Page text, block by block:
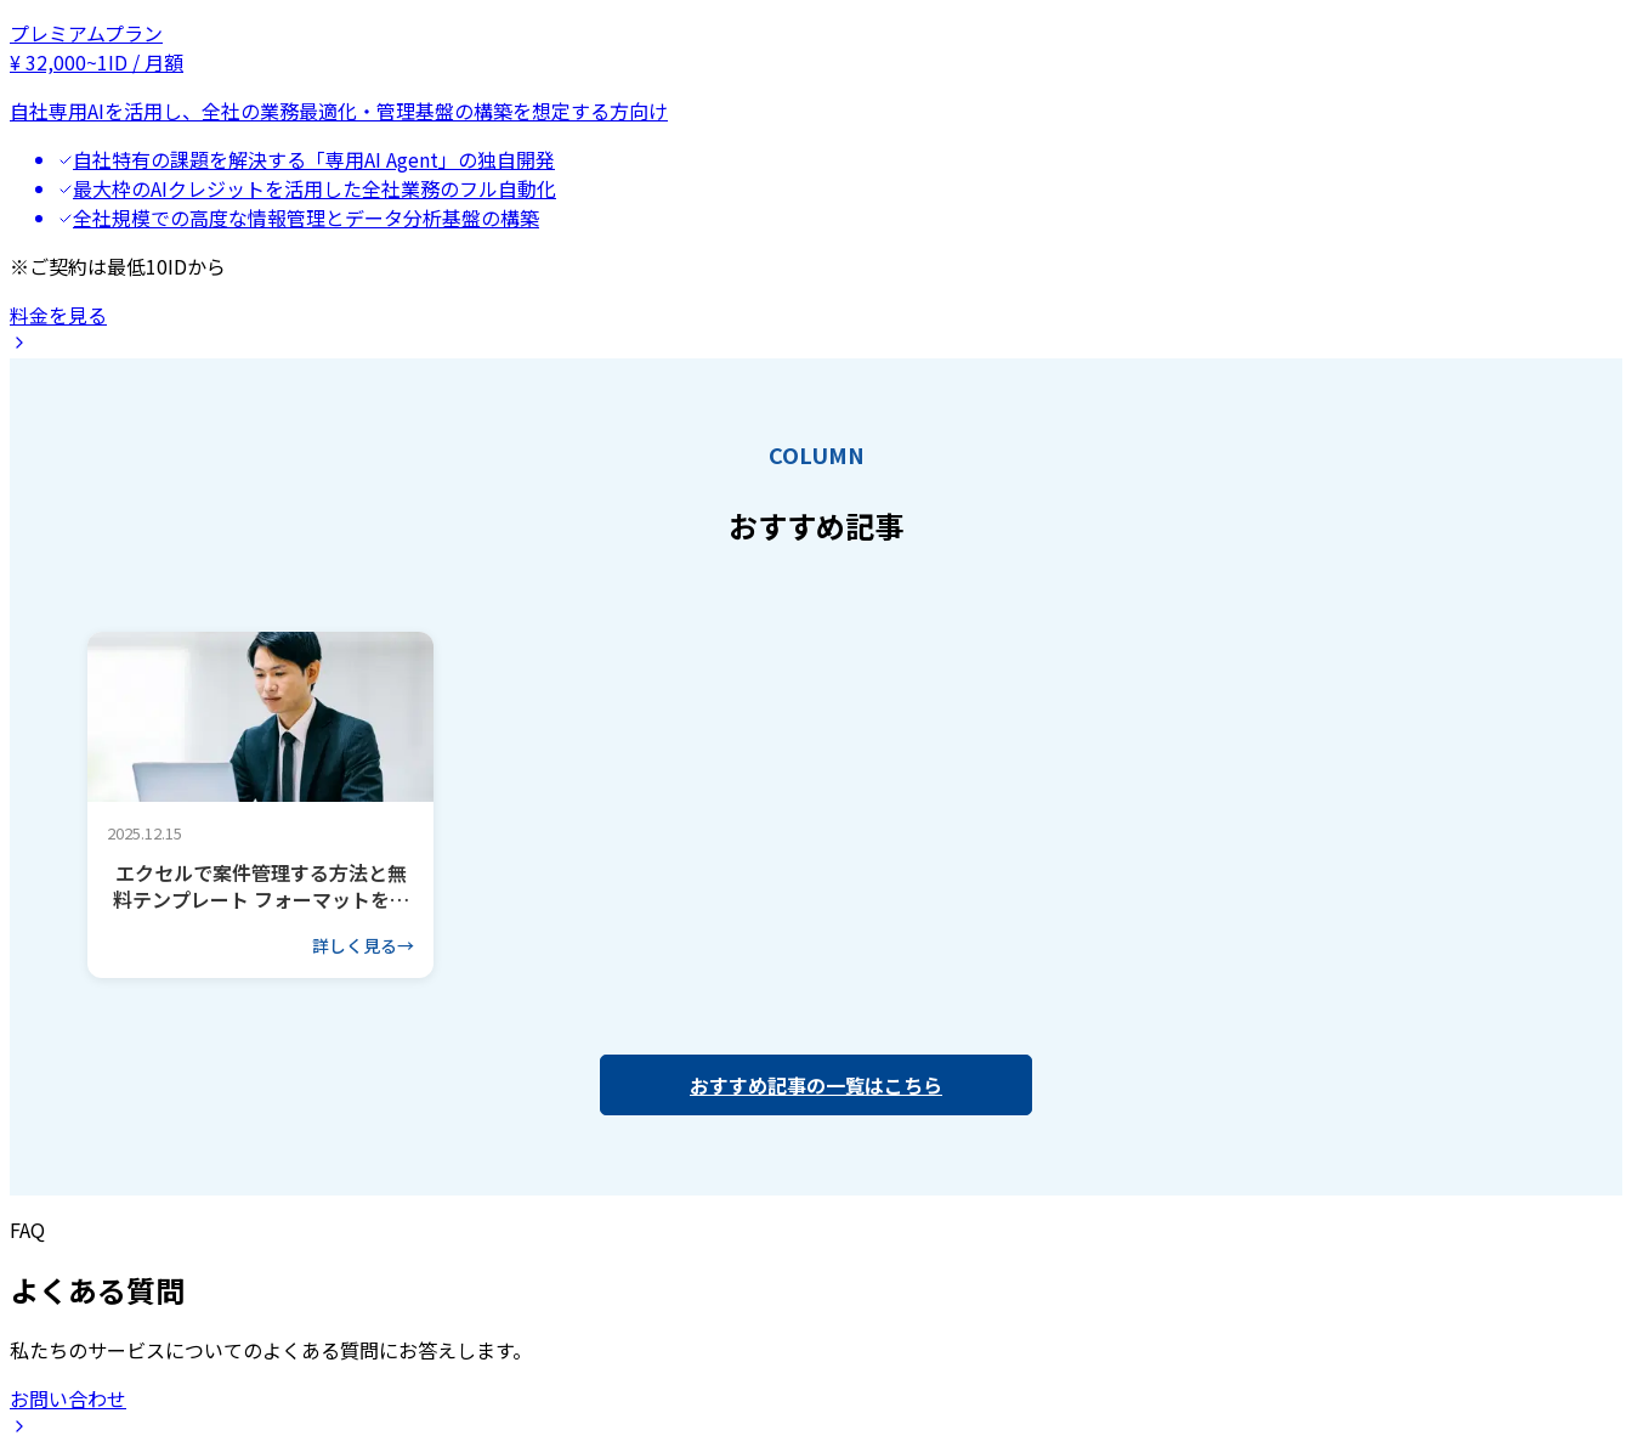
プレミアムプラン
¥32,000~1ID / 月額
自社専用AIを活用し、全社の業務最適化・管理基盤の構築を想定する方向け
自社特有の課題を解決する「専用AI Agent」の独自開発
最大枠のAIクレジットを活用した全社業務のフル自動化
全社規模での高度な情報管理とデータ分析基盤の構築
※ご契約は最低10IDから
料金を見る
COLUMN
おすすめ記事
2025.12.15
エクセルで案件管理する方法と無
料テンプレート フォーマットを作
詳しく見る
おすすめ記事の一覧はこちら
FAQ
よくある質問
私たちのサービスについてのよくある質問にお答えします。
お問い合わせ